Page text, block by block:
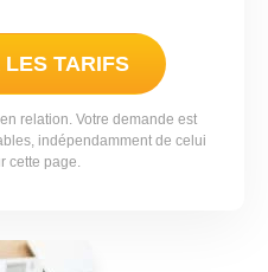
TARIFS
relation. Votre demande est
indépendamment de celui
cette page.